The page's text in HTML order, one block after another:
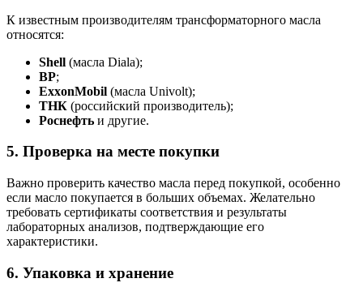
К известным производителям трансформаторного масла
относятся:
Shell (масла Diala);
BP;
ExxonMobil (масла Univolt);
ТНК (российский производитель);
Роснефть и другие.
5. Проверка на месте покупки
Важно проверить качество масла перед покупкой, особенно
если масло покупается в больших объемах. Желательно
требовать сертификаты соответствия и результаты
лабораторных анализов, подтверждающие его
характеристики.
6. Упаковка и хранение